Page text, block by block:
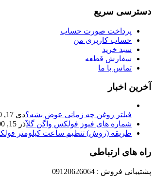
دسترسی سریع
پرداخت صورت حساب
حساب کاربری من
سبد خرید
سفارش قطعه
تماس با ما
آخرین اخبار
فیلتر روغن چه زمانی عوض بشه؟دی 17, 1400 - 11:04 ب.ظ
شماره های فیوز فولکس واگن گلآذر 15, 1400 - 11:53 ب.ظ
طریقه (روش) تنظیم ساعت کیلومتر
راه های ارتباطی
پشتیبانی فروش : 09120626064